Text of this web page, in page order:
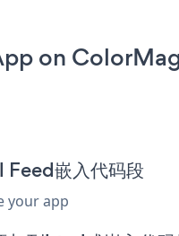
on
嵌入代码段
your app